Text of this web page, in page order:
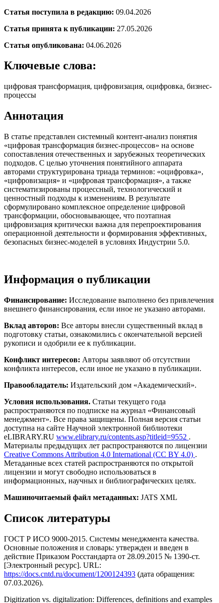
Статья поступила в редакцию: 09.04.2026
Статья принята к публикации: 27.05.2026
Статья опубликована: 04.06.2026
Ключевые слова:
цифровая трансформация, цифровизация, оцифровка, бизнес-
процессы
Аннотация
В статье представлен системный контент-анализ понятия
«цифровая трансформация бизнес-процессов» на основе
сопоставления отечественных и зарубежных теоретических
подходов. С целью уточнения понятийного аппарата
авторами структурирована триада терминов: «оцифровка»,
«цифровизация» и «цифровая трансформация», а также
систематизированы процессный, технологический и
ценностный подходы к изменениям. В результате
сформулировано комплексное определение цифровой
трансформации, обосновывающее, что поэтапная
цифровизация критически важна для перепроектирования
операционной деятельности и формирования эффективных,
безопасных бизнес-моделей в условиях Индустрии 5.0.
Информация о публикации
Финансирование: Исследование выполнено без привлечения
внешнего финансирования, если иное не указано авторами.
Вклад авторов: Все авторы внесли существенный вклад в
подготовку статьи, ознакомились с окончательной версией
рукописи и одобрили ее к публикации.
Конфликт интересов: Авторы заявляют об отсутствии
конфликта интересов, если иное не указано в публикации.
Правообладатель: Издательский дом «Академический».
Условия использования. Статьи текущего года
распространяются по подписке на журнал «Финансовый
менеджмент». Все права защищены. Полная версия статьи
доступна на сайте Научной электронной библиотеки
eLIBRARY.RU www.elibrary.ru/contents.asp?titleid=9552 .
Материалы предыдущих лет распространяются по лицензии
Creative Commons Attribution 4.0 International (CC BY 4.0) .
Метаданные всех статей распространяются по открытой
лицензии и могут свободно использоваться в
информационных, научных и библиографических целях.
Машиночитаемый файл метаданных: JATS XML
Список литературы
ГОСТ Р ИСО 9000-2015. Системы менеджмента качества.
Основные положения и словарь: утвержден и введен в
действие Приказом Росстандарта от 28.09.2015 № 1390-ст.
[Электронный ресурс]. URL:
https://docs.cntd.ru/document/1200124393 (дата обращения:
07.03.2026).
Digitization vs. digitalization: Differences, definitions and examples